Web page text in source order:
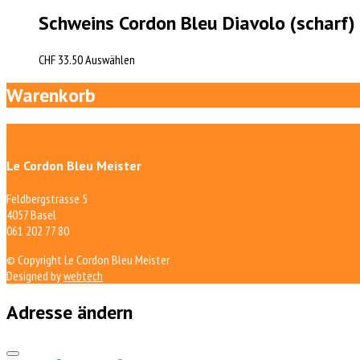
Schweins Cordon Bleu Diavolo
CHF 33.50Auswählen
Warenkorb
Le Cordon Bleu Meister
Feldbergstrasse 5
4057 Basel
061 202 77 80
© Copyright Le Cordon Bleu Meister
Designed bywebtech
Adresse ändern